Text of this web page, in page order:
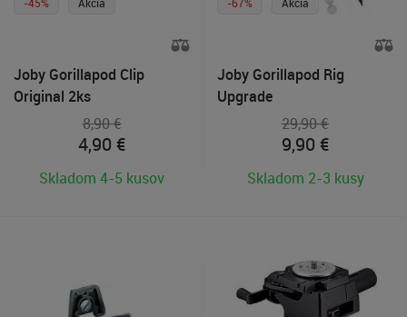
Joby Gorillapod Clip
Original 2ks
8,90 €
4,90 €
Skladom 4-5 kusov
Joby Gorillapod Rig
Upgrade
29,90 €
9,90 €
Skladom 2-3 kusy